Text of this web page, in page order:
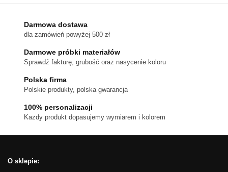
Opcje
można
wybrać
stronie
Darmowa dostawa
dla zamówień powyżej 500 zł
Darmowe próbki materiałów
Sprawdź fakturę, grubość oraz nasycenie koloru
Polska firma
Polskie produkty, polska gwarancja
100% personalizacji
Kazdy produkt dopasujemy wymiarem i kolorem
O sklepie: